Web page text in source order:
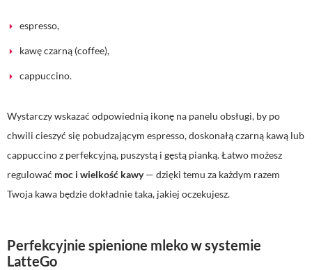
espresso,
kawę czarną (coffee),
cappuccino.
Wystarczy wskazać odpowiednią ikonę na panelu obsługi, by po
chwili cieszyć się pobudzającym espresso, doskonałą czarną kawą lub
cappuccino z perfekcyjną, puszystą i gęstą pianką. Łatwo możesz
regulować moc i wielkość kawy— dzięki temu za każdym razem
Twoja kawa będzie dokładnie taka, jakiej oczekujesz.
Perfekcyjnie spienione mleko w systemie
LatteGo